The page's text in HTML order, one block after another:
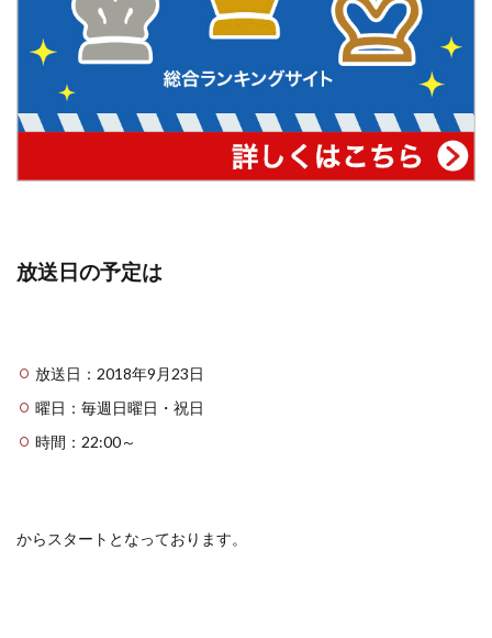
放送日の予定は
放送日：2018年9月23日
曜日：毎週日曜日・祝日
時間：22:00～
からスタートとなっております。